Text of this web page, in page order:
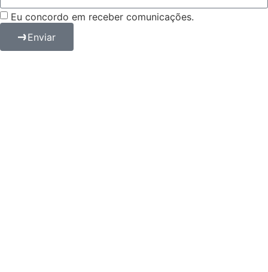
Eu concordo em receber comunicações.
Enviar